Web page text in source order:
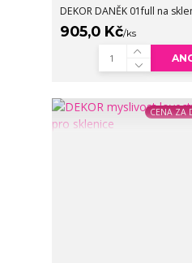
DEKOR DANĚK 01full na
905,0 Kč/ks
CENA ZA